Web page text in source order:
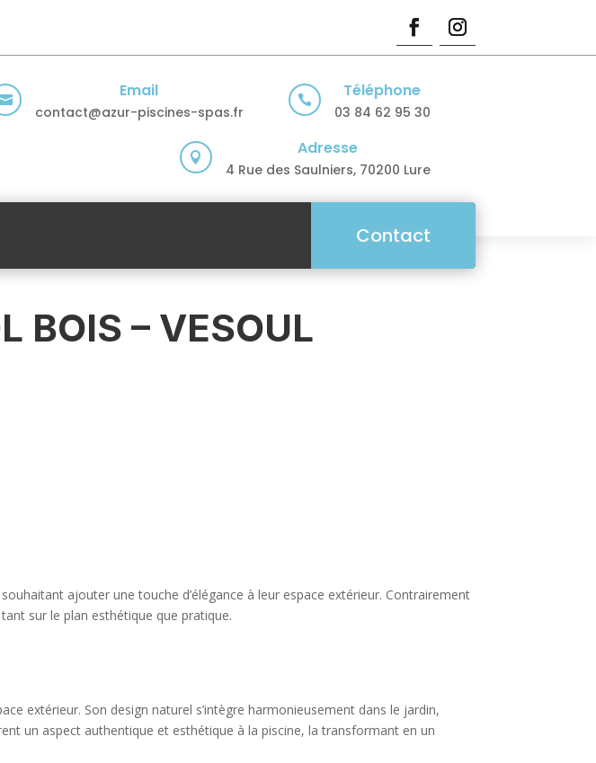
Email
contact@azur-piscines-spas.fr
 Téléphone
03 84 62 95 30
 Adresse
4 Rue des Saulniers, 70200 Lure
Contact
BOIS – VESOUL
ajouter une touche d’élégance à leur espace extérieur. Contrairement
sur le plan esthétique que pratique.
extérieur. Son design naturel s’intègre harmonieusement dans le jardin,
un aspect authentique et esthétique à la piscine, la transformant en un